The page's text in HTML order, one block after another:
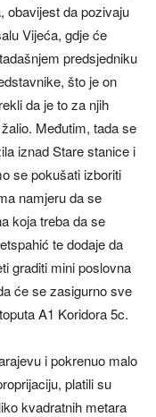
obavijest da pozivaju
Vijeća, gdje će
predsjedniku
što je on
da je to za njih
Međutim, tada se
iznad Stare stanice i
se pokušati izboriti
namjeru da se
koja treba da se
te dodaje da
graditi mini poslovna
će se zasigurno sve
A1 Koridora 5c.
i pokrenuo malo
platili su
kvadratnih metara